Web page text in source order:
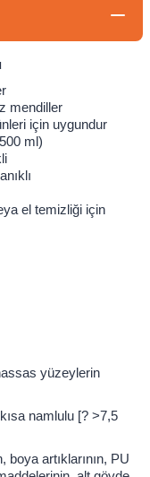
mendiller
için uygundur
ml)
el temizliği için
yüzeylerin
namlulu [? >7,5
boya artıklarının, PU